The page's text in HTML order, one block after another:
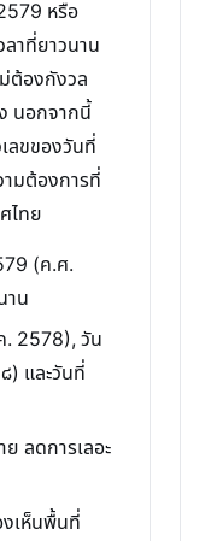
หรือ
าที่ยาวนาน
ต้องกังวล
นอกจากนี้
ลขของวันที่
มต้องการที่
ไทย
(ค.ศ.
าน
. 2578), วัน
) และวันที่
ลดการเลอะ
เห็นพื้นที่